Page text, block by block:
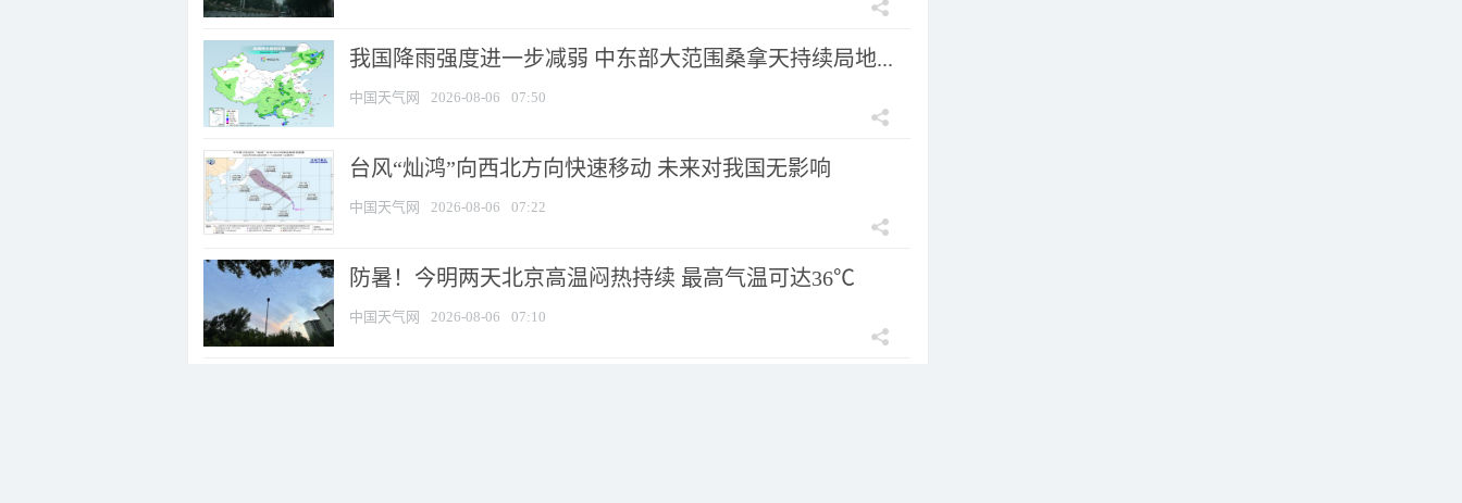
我国降雨强度进一步减弱 中东部大范围桑拿天持续局地...
中国天气网 2026-08-06 07:50
台风“灿鸿”向西北方向快速移动 未来对我国无影响
中国天气网 2026-08-06 07:22
防暑！今明两天北京高温闷热持续 最高气温可达36℃
中国天气网 2026-08-06 07:10